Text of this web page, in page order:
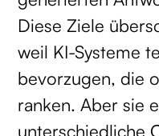
Diese Ziele
weil KI-Systeme
bevorzugen, die
ranken. Aber sie
unterschiedliche